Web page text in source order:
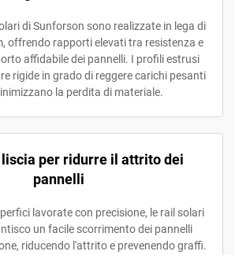
di Sunforson sono realizzate in lega di
offrendo rapporti elevati tra resistenza e
affidabile dei pannelli. I profili estrusi
rigide in grado di reggere carichi pesanti
la perdita di materiale.
per ridurre il attrito dei
pannelli
lavorate con precisione, le rail solari
un facile scorrimento dei pannelli
riducendo l'attrito e prevenendo graffi.